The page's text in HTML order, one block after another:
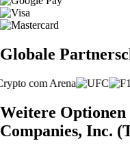
Globale
Weitere
Companies, Inc.